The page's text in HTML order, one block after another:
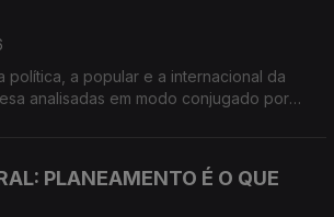
política, a popular e a internacional da
analisadas em modo conjugado por
PLANEAMENTO É O QUE